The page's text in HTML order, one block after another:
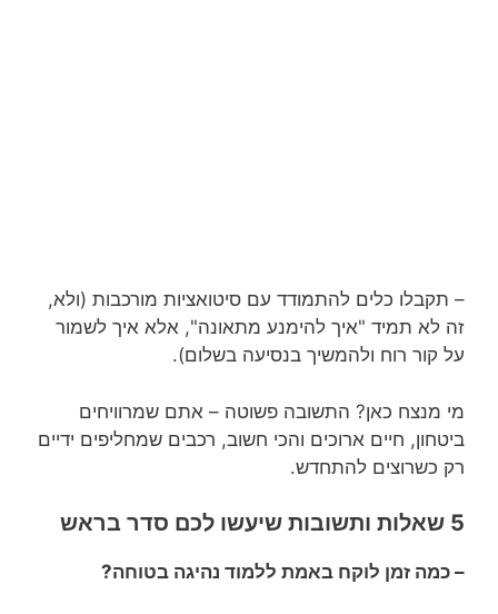
– תקבלו כלים להתמודד עם סיטואציות מורכבות (ולא,
זה לא תמיד "איך להימנע מתאונה", אלא איך לשמור
על קור רוח ולהמשיך בנסיעה בשלום).
מי מנצח כאן? התשובה פשוטה – אתם שמרוויחים
ביטחון, חיים ארוכים והכי חשוב, רכבים שמחליפים ידיים
רק כשרוצים להתחדש.
5 שאלות ותשובות שיעשו לכם סדר בראש
– כמה זמן לוקח באמת ללמוד נהיגה בטוחה?